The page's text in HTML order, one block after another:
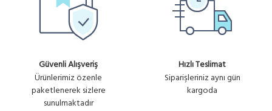
Güvenli Alışveriş
Ürünlerimiz özenle
paketlenerek sizlere
sunulmaktadır
Hızlı Teslimat
Siparişleriniz aynı gün
kargoda